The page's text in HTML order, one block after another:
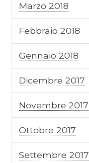
Marzo 2018
Febbraio 2018
Gennaio 2018
Dicembre 2017
Novembre 2017
Ottobre 2017
Settembre 2017